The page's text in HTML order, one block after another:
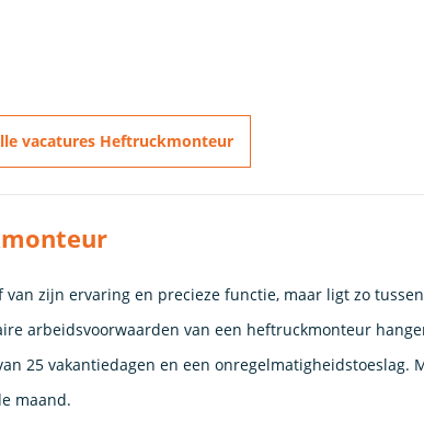
vacatures Heftruckmonteur
zijn ervaring en precieze functie, maar ligt zo
arbeidsvoorwaarden van een heftruckmonteur
25 vakantiedagen en een onregelmatigheidstoeslag.
maand.